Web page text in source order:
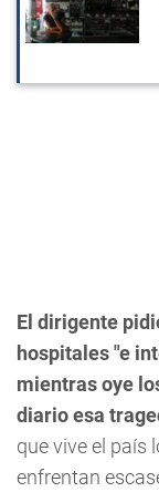
El dirigente
hospitales "e
mientras oye
diario esa
que vive el país
enfrentan